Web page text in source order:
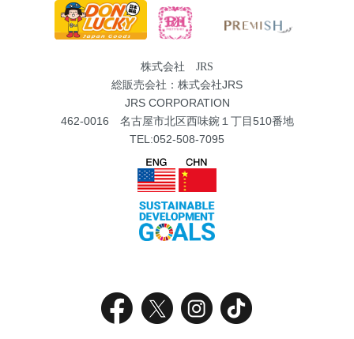
株式会社 JRS
総販売会社：株式会社JRS
JRS CORPORATION
462-0016 名古屋市北区西味鋺１丁目510番地
TEL:052-508-7095